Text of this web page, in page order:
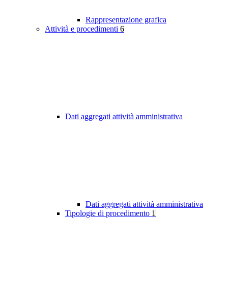
Rappresentazione grafica
Attività e procedimenti 6
Dati aggregati attività amministrativa
Dati aggregati attività amministrativa
Tipologie di procedimento 1